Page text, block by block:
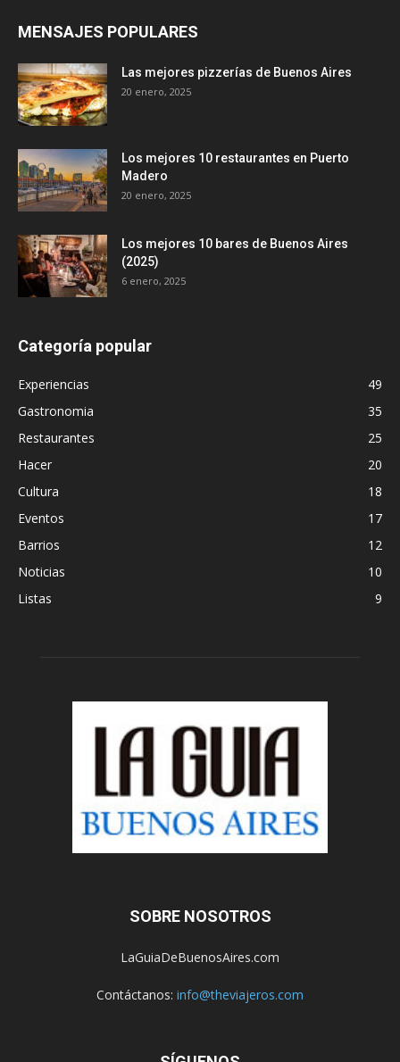
MENSAJES POPULARES
Las mejores pizzerías de Buenos Aires
20 enero, 2025
Los mejores 10 restaurantes en Puerto
Madero
20 enero, 2025
Los mejores 10 bares de Buenos Aires
(2025)
6 enero, 2025
Categoría popular
Experiencias
49
Gastronomia
35
Restaurantes
25
Hacer
20
Cultura
18
Eventos
17
Barrios
12
Noticias
10
Listas
9
SOBRE NOSOTROS
LaGuiaDeBuenosAires.com
Contáctanos: info@theviajeros.com